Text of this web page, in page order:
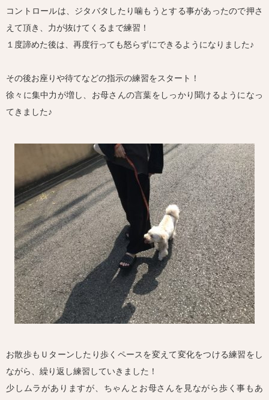
コントロールは、ジタバタしたり噛もうとする事があったので押さ
えて頂き、力が抜けてくるまで練習！
１度諦めた後は、再度行っても怒らずにできるようになりました♪
その後お座りや待てなどの指示の練習をスタート！
徐々に集中力が増し、お母さんの言葉をしっかり聞けるようになっ
てきました♪
お散歩もＵターンしたり歩くペースを変えて変化をつける練習をし
ながら、繰り返し練習していきました！
少しムラがありますが、ちゃんとお母さんを見ながら歩く事もあ